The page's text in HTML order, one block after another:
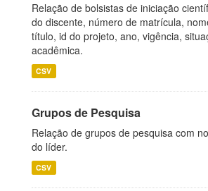
Relação de bolsistas de iniciação
do discente, número de matrícula,
título, id do projeto, ano, vigência,
acadêmica.
CSV
Grupos de Pesquisa
Relação de grupos de pesquisa com
do líder.
CSV